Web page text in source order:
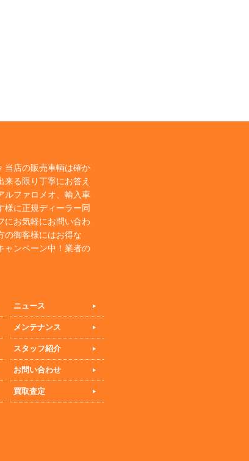
当店の販売車輌は確か
る限り丁寧にお答え
ルファロメオ、輸入車
様に正規ディーラー同
にお気軽にお問い合わ
の御客様にはお得な
ャンペーン中！業者の
ニュース
メンテナンス
スタッフ紹介
お問い合わせ
買取査定